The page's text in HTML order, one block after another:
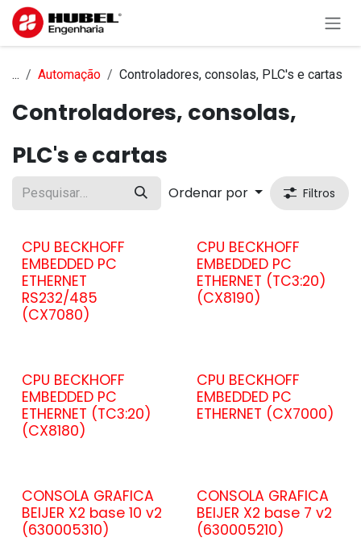
Pular para o conteúdo
... Automação Controladores, consolas, PLC's e cartas
Controladores, consolas,
PLC's e cartas
Ordenar por Filtros
CPU BECKHOFF
EMBEDDED PC
ETHERNET
RS232/485
(CX7080)
CPU BECKHOFF
EMBEDDED PC
ETHERNET (TC3:20)
(CX8190)
CPU BECKHOFF
EMBEDDED PC
ETHERNET (TC3:20)
(CX8180)
CPU BECKHOFF
EMBEDDED PC
ETHERNET (CX7000)
CONSOLA GRAFICA
BEIJER X2 base 10 v2
(630005310)
CONSOLA GRAFICA
BEIJER X2 base 7 v2
(630005210)